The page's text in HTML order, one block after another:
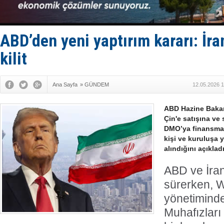
Baltık
Runit
Limana
Türk
ABD’den yeni yaptırım kararı:
kilit
Ana Sayfa » GÜNDEM 12.05.2026
ABD Hazine
Çin'e satışına ve
DMO’ya
kişi ve kuruluşa
alındığını
ABD ve
sürerken,